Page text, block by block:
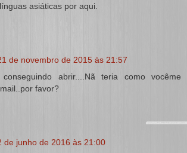
asiáticas por aqui.
de novembro de 2015 às 21:57
abrir....Nã teria como vocême
favor?
de junho de 2016 às 21:00